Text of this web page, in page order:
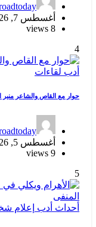
أغسطس 7, 2026
8 views
4
أدب لقاءات
حوار مع القاص والشاعر منير
أغسطس 5, 2026
9 views
5
أحداث أدب إعلام